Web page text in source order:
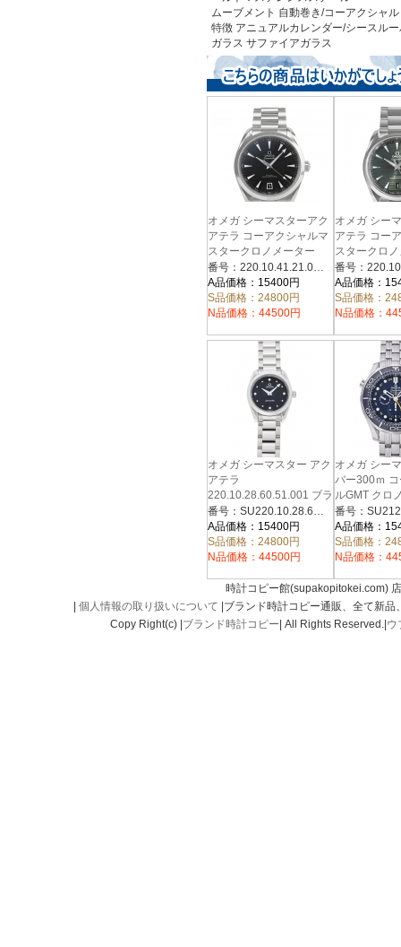
ムーブメント 自動巻き/コーアクシャル
特徴 アニュアルカレンダー/シースル
ガラス サファイアガラス
オメガ シーマスターアク
アテラ コーアクシャルマ
スタークロノメーター
220.10.41.21.01.002 番号：220.10.41.21.01.002
A品価格：15400円
S品価格：24800円
N品価格：44500円
オメガ シー
アテラ コー
スタークロ
A品価格：
S品価格：
N品価格：
オメガ シーマスター アク
アテラ
220.10.28.60.51.001 ブラ
ック
番号：SU220.10.28.60.51.001
A品価格：15400円
S品価格：24800円
N品価格：44500円
オメガ シー
バー300ｍ
ルGMT クロ
ー
A品価格：
S品価格：
N品価格：
時計コピー館(supakopitokei.com)
個人情報の取り扱いについて |ブランド時計コピー通販、全て新
Copy Right(c) | ブランド時計コピー | All Rights Reserved.| ウ